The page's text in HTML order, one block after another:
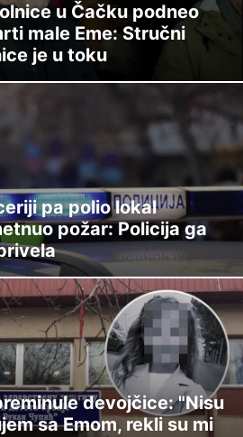
u Čačku podneo
male Eme: Stručni
je u toku
pa polio lokal
požar: Policija ga
devojčice: "Nisu
sa Emom, rekli su mi